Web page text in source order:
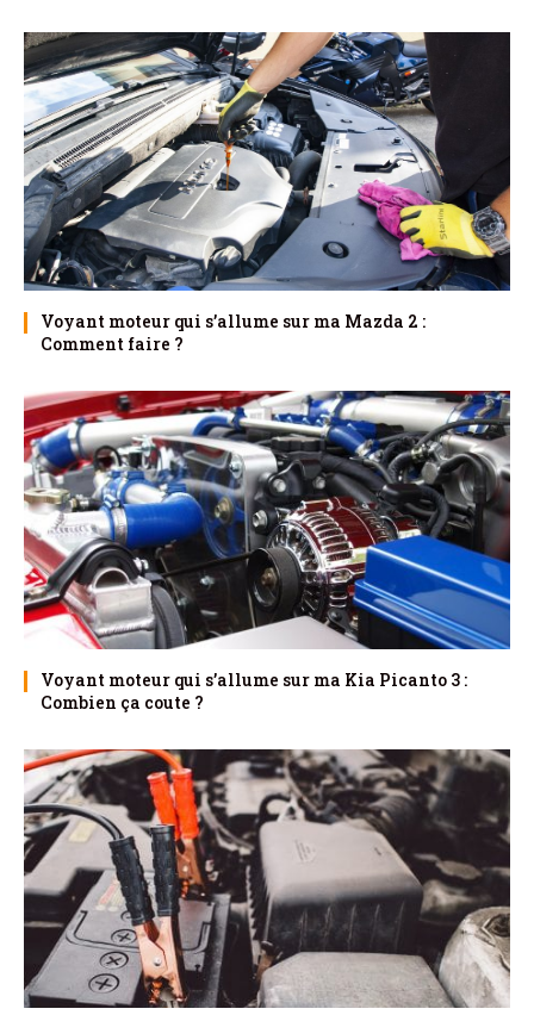
Voyant moteur qui s’allume sur ma Mazda 2 :
Comment faire ?
Voyant moteur qui s’allume sur ma Kia Picanto 3 :
Combien ça coute ?